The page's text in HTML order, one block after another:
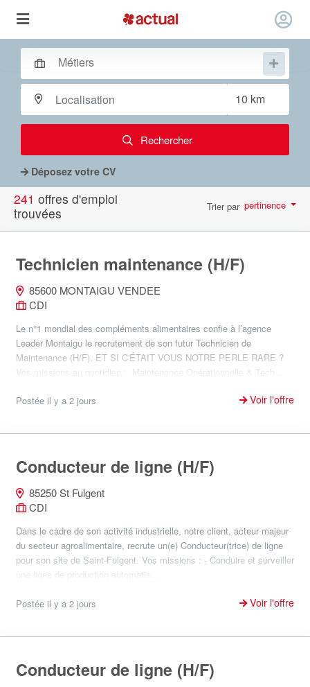
Rechercher
Déposez votre CV
241 offres d'emploi
trouvées
Trier par pertinence
Technicien maintenance (H/F)
85600 MONTAIGU VENDEE
CDI
Le n°1 mondial des compléments alimentaires confie à l’agence
Leader Montaigu le recrutement de son futur Technicien de
Maintenance (H/F). ET SI C'ÉTAIT VOUS NOTRE PERLE RARE ?
Vos missions au quotidien : Maintenance Opérationnelle & Tech...
Postée il y a 2 jours Voir l'offre
Conducteur de ligne (H/F)
85250 St Fulgent
CDI
Dans le cadre de son activité industrielle, notre client, acteur majeur
du secteur agroalimentaire, recrute un(e) Conducteur(trice) de ligne
pour son site de Saint-Fulgent. Vos missions : - Conduire et surveiller
une ligne de production automatis...
Postée il y a 2 jours Voir l'offre
Conducteur de ligne (H/F)